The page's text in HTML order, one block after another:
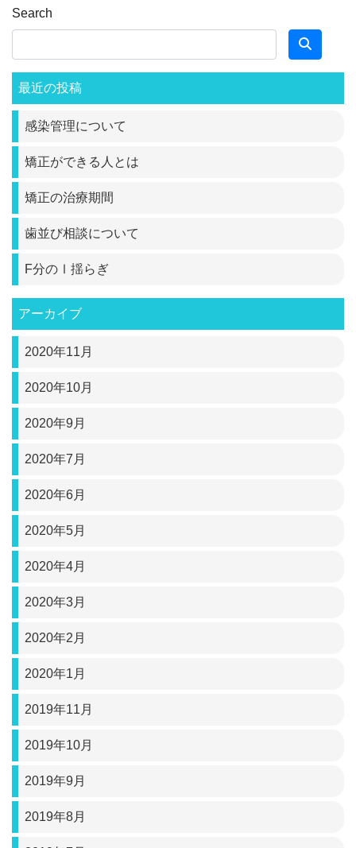
Search
最近の投稿
感染管理について
矯正ができる人とは
矯正の治療期間
歯並び相談について
F分のⅠ揺らぎ
アーカイブ
2020年11月
2020年10月
2020年9月
2020年7月
2020年6月
2020年5月
2020年4月
2020年3月
2020年2月
2020年1月
2019年11月
2019年10月
2019年9月
2019年8月